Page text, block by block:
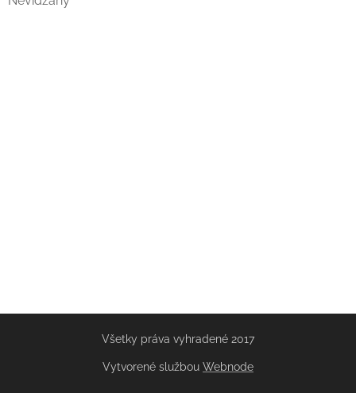
Všetky práva vyhradené 2017
Vytvorené službou Webnode